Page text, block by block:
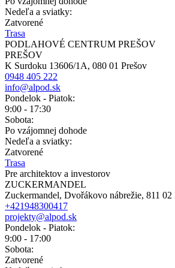
Nedeľa a sviatky:
Zatvorené
Trasa
PODLAHOVÉ CENTRUM PREŠOV
PREŠOV
K Surdoku 13606/1A, 080 01 Prešov
0948 405 222
info@alpod.sk
Pondelok - Piatok:
9:00 - 17:30
Sobota:
Po vzájomnej dohode
Nedeľa a sviatky:
Zatvorené
Trasa
Pre architektov a investorov
ZUCKERMANDEL
Zuckermandel, Dvořákovo nábrežie, 811 02
+421948300417
projekty@alpod.sk
Pondelok - Piatok:
9:00 - 17:00
Sobota:
Zatvorené